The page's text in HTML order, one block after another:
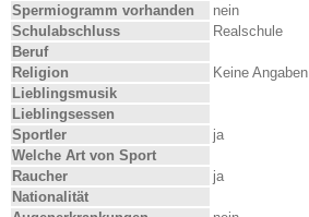
Spermiogramm vorhanden
nein
Schulabschluss
Realschule
Beruf
Religion
Keine Angaben
Lieblingsmusik
Lieblingsessen
Sportler
ja
Welche Art von Sport
Raucher
ja
Nationalität